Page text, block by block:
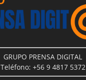
GRUPO PRENSA DIGITAL
Teléfono: +56 9 4817 5372